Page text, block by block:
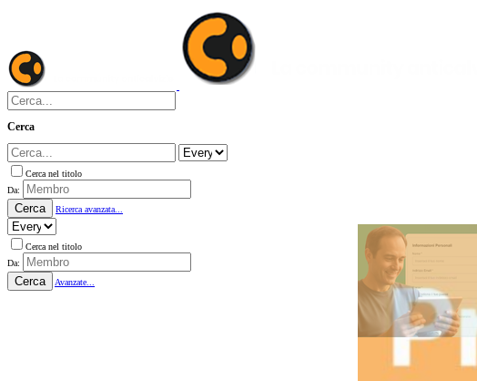
Cerca
Cerca nel titolo
Da:
Cerca Ricerca avanzata...
Cerca nel titolo
Da:
Cerca Avanzate...